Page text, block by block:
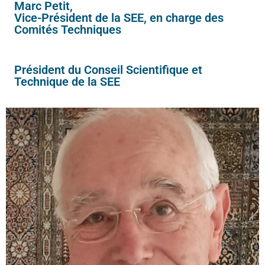
Marc Petit,
Vice-Président de la SEE, en charge des
Comités Techniques
Président du Conseil Scientifique et
Technique de la SEE